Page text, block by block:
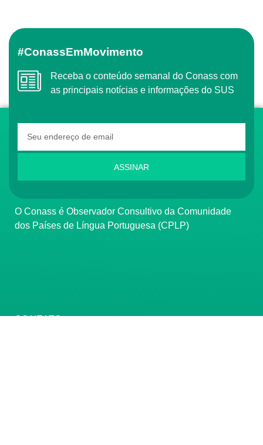
#ConassEmMovimento
Receba o conteúdo semanal do Conass com
as principais notícias e informações do SUS
ASSINAR
O Conass é Observador Consultivo da Comunidade
dos Países de Língua Portuguesa (CPLP)
CONTATO